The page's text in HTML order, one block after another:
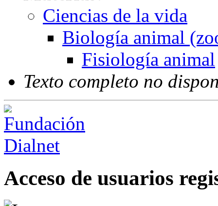
Ciencias de la vida
Biología animal
Fisiología animal
Texto completo no
Acceso de usuarios